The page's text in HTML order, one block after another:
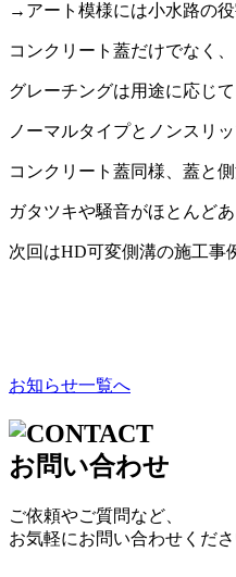
→アート模様には小水路の役
コンクリート蓋だけでなく
グレーチングは用途に応じて
ノーマルタイプとノンスリ
コンクリート蓋同様、蓋と
ガタツキや騒音がほとんどあ
次回はHD可変側溝の施工事
お知らせ一覧へ
お問い合わせ
ご依頼やご質問など、
お気軽にお問い合わせくださ